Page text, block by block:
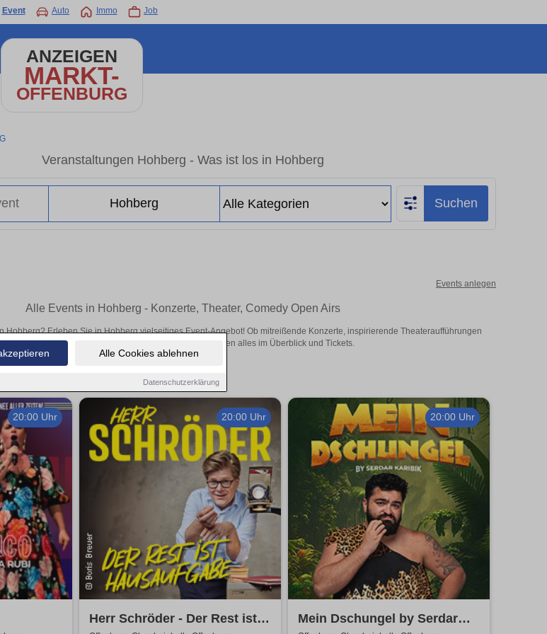
Alle Cookies ablehnen
Datenschutzerklärung
Event Auto Immo Job
ANZEIGEN
MARKT-
OFFENBURG
Veranstaltungen Hohberg - Was ist los in Hohberg
Suchen
Events anlegen
Alle Events in Hohberg - Konzerte, Theater, Comedy Open Airs
Hohberg? Erleben Sie in Hohberg vielseitiges Event-Angebot! Ob mitreißende Konzerte, inspirierende Theateraufführungen
oder aufregende Veranstaltungen in Hohberg – hier finden alles im Überblick und Tickets.
20:00 Uhr 20:00 Uhr
Herr Schröder - Der Rest ist
20:00 Uhr
Mein Dschungel by Serdar